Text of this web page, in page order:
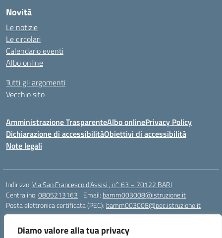
Diamo valore alla tua privacy
Novità
Le notizie
Le circolari
Calendario eventi
Albo online
Tutti gli argomenti
Vecchio sito
Amministrazione TrasparenteAlbo onlinePrivacy Policy
Dichiarazione di accessibilitàObiettivi di accessibilità
Note legali
Indirizzo:Via San Francesco d’Assisi , n° 63 – 70122 BARI
Centralino:0805213163 Email: bamm003008@istruzione.it
Posta elettronica certificata (PEC): bamm003008@pec.istruzione.it
Codice meccanografico:BAMM003008